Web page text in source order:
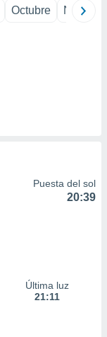
Octubre
Puesta del sol
20:39
Última luz
21:11